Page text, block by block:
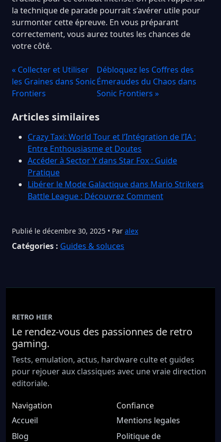
la technique de parade pourrait s’avérer utile pour
surmonter cette épreuve. En vous préparant
correctement, vous aurez toutes les chances de
votre côté.
« Collecter et Utiliser
les Graines dans Sonic
Frontiers
Débloquez les Coffres des
Émeraudes du Chaos dans
Sonic Frontiers »
Articles similaires
Crazy Taxi: World Tour et l’Intégration de l’IA :
Entre Enthousiasme et Doutes
Accéder à Sector Y dans Star Fox : Guide
Pratique
Libérer le Mode Galactique dans Mario Strikers
Battle League : Découvrez Comment
Publié le décembre 30, 2025 • Par alex
Catégories : Guides & soluces
RETRO HIER
Le rendez-vous des passionnes de retro
gaming.
Tests, emulation, actus, hardware culte et guides
pour rejouer aux classiques avec une vraie direction
editoriale.
Navigation
Accueil
Blog
Confiance
Mentions legales
Politique de